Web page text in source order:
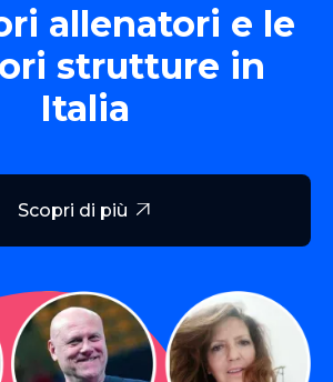
allenatori e le
strutture in
Italia
Scopri di più 